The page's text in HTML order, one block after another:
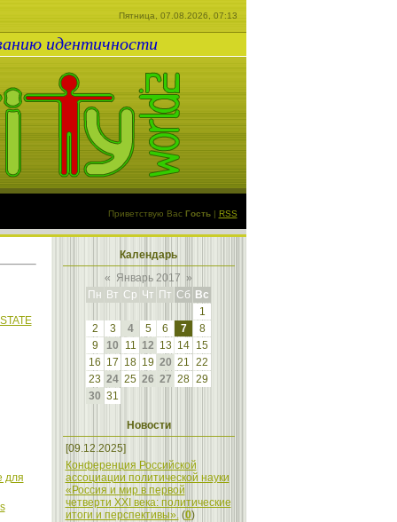
Пятница, 07.08.2026, 07:13
идентичности
Приветствую Вас Гость| RSS
для
Календарь
« Январь 2017 »
Пн Вт Ср Чт Пт Сб Вс
1
2
3 4 5 6 7
8
9
10 11 12 13 14 15
16 17 18 19 20 21 22
23 24 25 26 27 28 29
30 31
Новости
[09.12.2025]
Конференция Российской
ассоциации политической науки
«Россия и мир в первой
четверти XXI века: политические
итоги и перспективы». (0)